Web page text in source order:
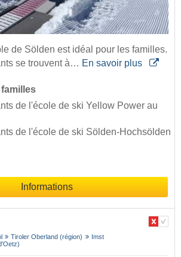
de Sölden est idéal pour les familles.
se trouvent à… En savoir plus
de l'école de ski Yellow Power au
de l'école de ski Sölden-Hochsölden
Informations
Tiroler Oberland (région)
Imst